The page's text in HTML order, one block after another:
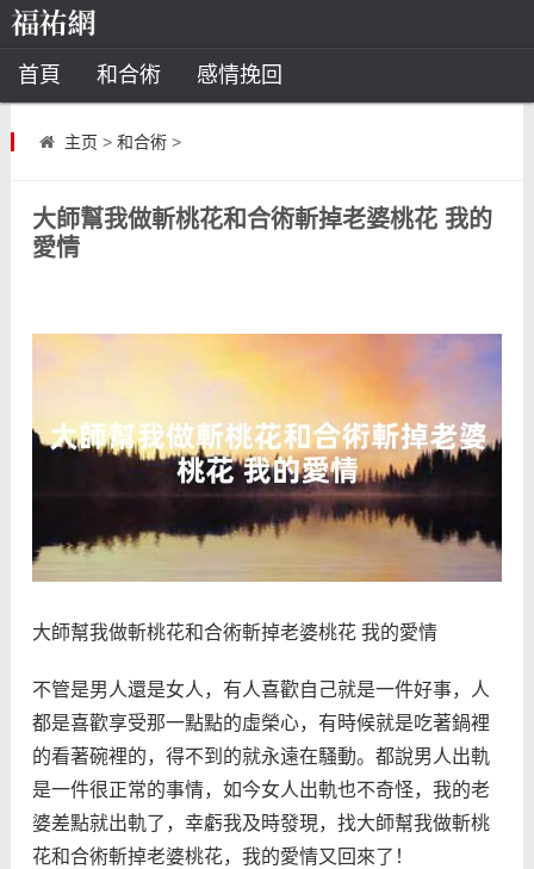
首頁 和合術 感情挽回
道教法事
風水
白羊座 水瓶座 射手座
八字合婚 運勢測算
主页 > 和合術>
大師幫我做斬桃花和合術斬掉老婆桃花 我的
愛情
大師幫我做斬桃花和合術斬掉老婆桃花 我的愛情
不管是男人還是女人，有人喜歡自己就是一件好事，人
都是喜歡享受那一點點的虛榮心，有時候就是吃著鍋裡
的看著碗裡的，得不到的就永遠在騷動。都說男人出軌
是一件很正常的事情，如今女人出軌也不奇怪，我的老
婆差點就出軌了，幸虧我及時發現，找大師幫我做斬桃
花和合術斬掉老婆桃花，我的愛情又回來了！